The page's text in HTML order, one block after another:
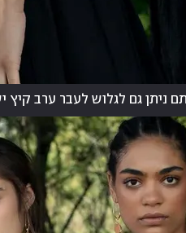
ניתן גם לגלוש לעבר ערב